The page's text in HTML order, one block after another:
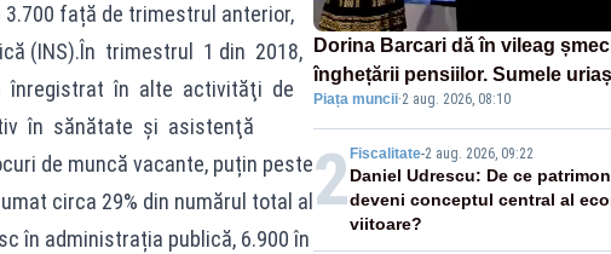
față de trimestrul anterior,
(INS).În trimestrul 1 din 2018,
înregistrat în alte activităţi de
în sănătate şi asistenţă
de muncă vacante, puțin peste
circa 29% din numărul total al
în administrația publică, 6.900 în
Dorina Barcari dă în vileag
înghețării pensiilor. Sumele
pierdute de fiecare român
Piața muncii·2 aug. 2026, 08:10
2 Fiscalitate-2 aug. 2026, 09:22
Daniel Udrescu: De ce
deveni conceptul central al
viitoare?